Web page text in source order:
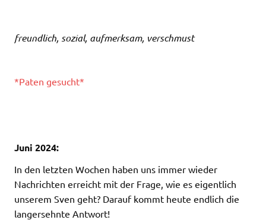
freundlich, sozial, aufmerksam, verschmust
*Paten gesucht*
Juni 2024:
In den letzten Wochen haben uns immer wieder
Nachrichten erreicht mit der Frage, wie es eigentlich
unserem Sven geht? Darauf kommt heute endlich die
langersehnte Antwort!